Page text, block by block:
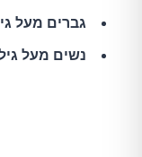
גברים מעל גיל
נשים מעל גיל